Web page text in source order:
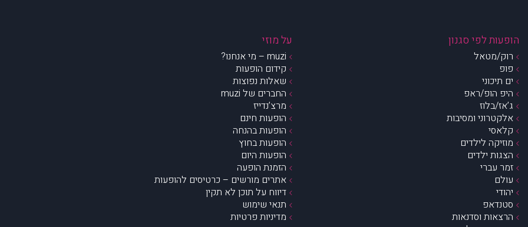
הופעות לפי סגנון
רוק/מטאל
פופ
ים תיכוני
היפ הופ/ראפ
ג’אז/בלוז
אלקטרוני ומסיבות
קלאסי
מוזיקה לילדים
הצגות ילדים
זמר עברי
עולם
יהודי
סטנדאפ
הרצאות וסדנאות
על מוזי
muzi – מי אנחנו?
קידום הופעות
שאלות נפוצות
החברים של muzi
מרצ’נדייז
הופעות חינם
הופעות בהנחה
הופעות בחוץ
הופעות היום
הזמנת הופעה
אתרים מורשים – כרטיסים להופעות
דיווח על תוכן לא תקין
תנאי שימוש
מדיניות פרטיות